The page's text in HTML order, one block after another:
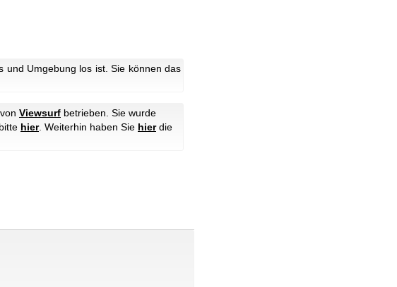
und Umgebung los ist. Sie können das
Viewsurf betrieben. Sie wurde
hier. Weiterhin haben Sie hierdie